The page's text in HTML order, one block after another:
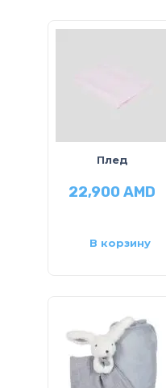
Плед
22,900AMD
В корзину